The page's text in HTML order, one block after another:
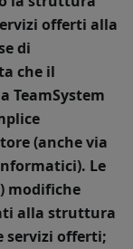
offerti alla
di
che il
TeamSystem
(anche via
Le
modifiche
alla struttura
servizi offerti;